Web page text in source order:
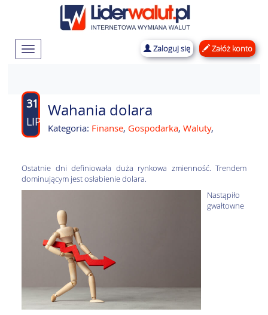
Rozwiń
nawigację
Zaloguj się Załóż konto
31
LIP
Wahania dolara
Kategoria: Finanse, Gospodarka,Waluty,
Ostatnie dni definiowała duża rynkowa zmienność. Trendem
dominującym jest osłabienie dolara.
Nastąpiło
gwałtowne